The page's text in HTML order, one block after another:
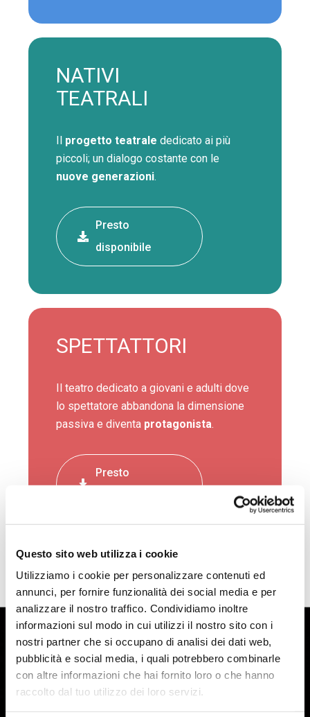
Questo sito web utilizza i cookie
Utilizziamo i cookie per personalizzare contenuti ed
annunci, per fornire funzionalità dei social media e per
analizzare il nostro traffico. Condividiamo inoltre
informazioni sul modo in cui utilizzi il nostro sito con i
nostri partner che si occupano di analisi dei dati web,
pubblicità e social media, i quali potrebbero combinarle
con altre informazioni che hai fornito loro o che hanno
raccolto dal tuo utilizzo dei loro servizi.
NATIVI
TEATRALI
Il progetto teatrale dedicato ai più
piccoli; un dialogo costante con le
nuove generazioni.
Presto
disponibile
SPETTATTORI
Il teatro dedicato a giovani e adulti dove
lo spettatore abbandona la dimensione
passiva e diventa protagonista.
Presto
Teatro sull’Acqua,
il festival